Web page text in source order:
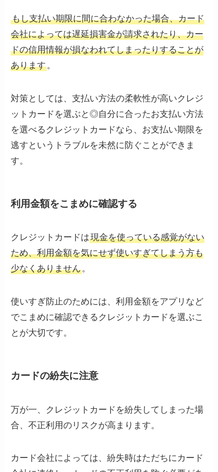
もし支払い期限に間に合わなかった場合、カード
会社によっては遅延損害金が請求されたり、カー
ドの信用情報が損なわれてしまったりすることが
あります。
対策としては、支払い方法の柔軟性が高いクレジ
ットカードを選ぶと◎自分に合ったお支払い方法
を選べるクレジットカードなら、お支払い期限を
逃すというトラブルを未然に防ぐことができま
す。
利用金額をこまめに確認する
クレジットカードは現金を使っている感覚がない
ため、利用金額を気にせず使いすぎてしまう方も
少なくありません。
使いすぎ防止のためには、利用金額をアプリなど
でこまめに確認できるクレジットカードを選ぶこ
とが大切です。
カードの紛失に注意
万が一、クレジットカードを紛失してしまった場
合、不正利用のリスクが高まります。
カード会社によっては、紛失時はただちにカード